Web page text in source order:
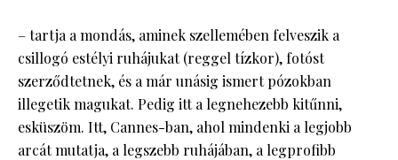
– tartja a mondás, aminek szellemében felveszik a
csillogó estélyi ruhájukat (reggel tízkor), fotóst
szerződtetnek, és a már unásig ismert pózokban
illegetik magukat. Pedig itt a legnehezebb kitűnni,
esküszöm. Itt, Cannes-ban, ahol mindenki a legjobb
arcát mutatja, a legszebb ruhájában, a legprofibb